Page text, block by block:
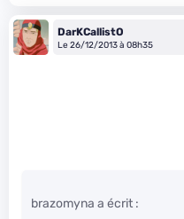
DarKCallistO
Le 26/12/2013 à 08h35
brazomyna a écrit :